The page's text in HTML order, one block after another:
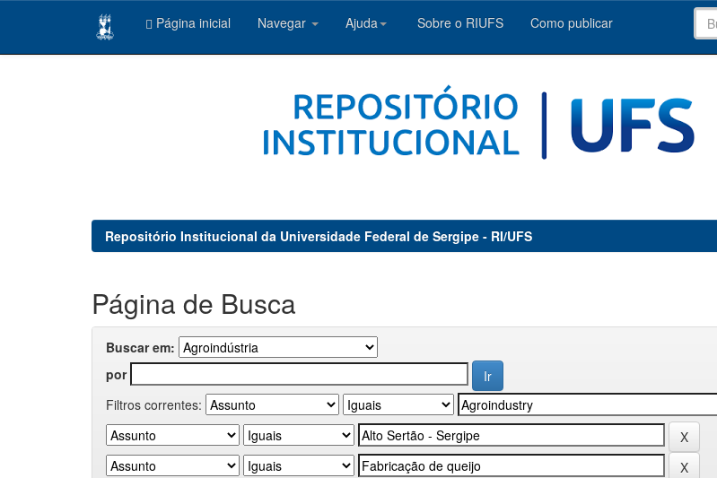
Página inicial Navegar Ajuda Sobre o RIUFS Como publicar
Repositório Institucional da Universidade Federal de Sergipe - RI/UFS
Página de Busca
Buscar em:
por
Filtros correntes: